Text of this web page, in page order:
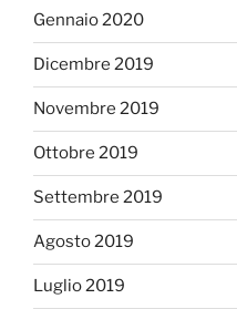
Gennaio 2020
Dicembre 2019
Novembre 2019
Ottobre 2019
Settembre 2019
Agosto 2019
Luglio 2019